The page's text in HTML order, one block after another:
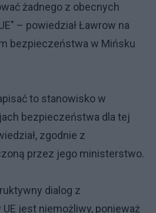
żadnego z obecnych
– powiedział Ławrow na
bezpieczeństwa w Mińsku
to stanowisko w
bezpieczeństwa dla tej
zgodnie z
przez jego ministerstwo.
dialog z
jest niemożliwy, ponieważ